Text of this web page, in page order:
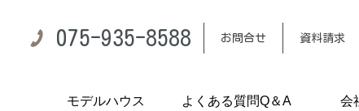
075-935-8588 お問合せ 資料請求
モデルハウス よくある質問Q＆A 会